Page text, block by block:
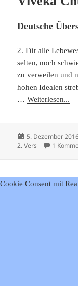
Deutsche
2. Für alle
selten, noch
zu verweilen und
hohen Idealen
…Weiterlesen...
Veröffentlicht
am
5. Dezember
2. Vers
1
Cookie Consent mit